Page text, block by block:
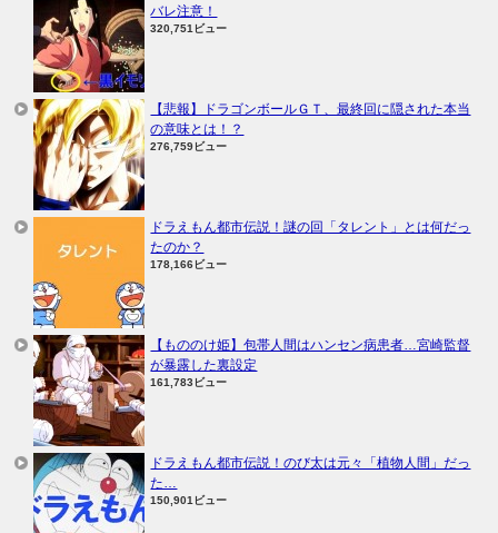
バレ注意！
320,751ビュー
【悲報】ドラゴンボールＧＴ、最終回に隠された本当
の意味とは！？
276,759ビュー
ドラえもん都市伝説！謎の回「タレント」とは何だっ
たのか？
178,166ビュー
【もののけ姫】包帯人間はハンセン病患者…宮崎監督
が暴露した裏設定
161,783ビュー
ドラえもん都市伝説！のび太は元々「植物人間」だっ
た…
150,901ビュー